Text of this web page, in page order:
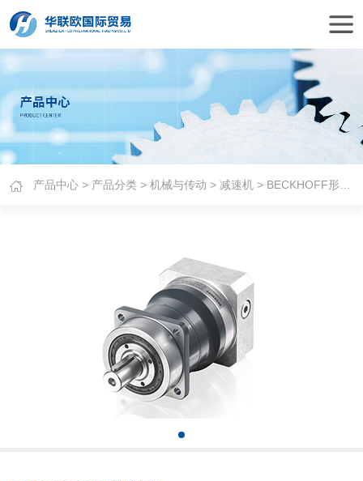
产品中心 > 产品分类 >机械与传动 >减速机 > BECKHOFF形星减速机